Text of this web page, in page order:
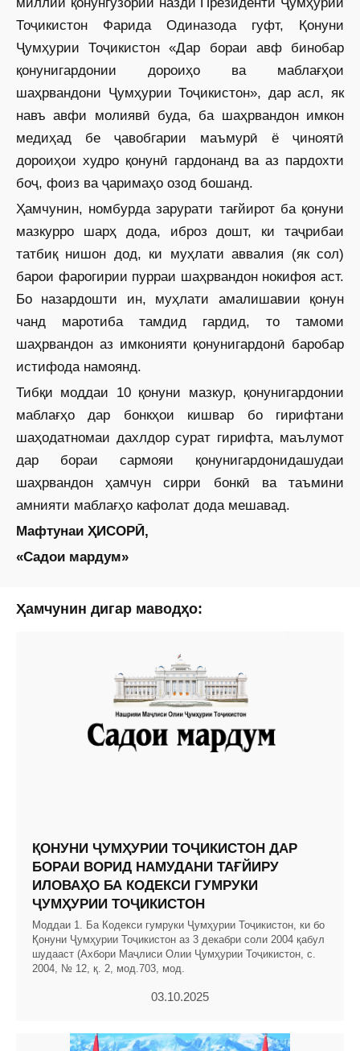
Тоҷикистон Фарида Одиназода гуфт, Қонуни
Ҷумҳурии Тоҷикистон «Дар бораи авф бинобар
қонунигардонии дороиҳо ва маб­лағҳои
шаҳрвандони Ҷумҳурии Тоҷикистон», дар асл, як
навъ авфи молиявӣ буда, ба шаҳрвандон имкон
медиҳад бе ҷавобгарии маъмурӣ ё ҷиноятӣ
дороиҳои худро қонунӣ гардонанд ва аз пардохти
боҷ, фоиз ва ҷаримаҳо озод бошанд.
Ҳамчунин, номбурда зарурати тағйирот ба қонуни
мазкурро шарҳ дода, иброз дошт, ки таҷрибаи
татбиқ нишон дод, ки муҳлати аввалия (як сол)
барои фарогирии пурраи шаҳрвандон нокифоя аст.
Бо назардошти ин, муҳлати амалишавии қонун
чанд маротиба тамдид гардид, то тамоми
шаҳрвандон аз имконияти қонунигардонӣ баробар
истифода намоянд.
Тибқи моддаи 10 қонуни мазкур, қонунигардонии
маблағҳо дар бонкҳои кишвар бо гирифтани
шаҳодатномаи дахлдор сурат гирифта, маълумот
дар бораи сармояи қонунигардонидашудаи
шаҳрвандон ҳамчун сирри бонкӣ ва таъмини
амнияти маблағҳо кафолат дода мешавад.
Мафтунаи ҲИСОРӢ,
«Садои мардум»
Ҳамчунин дигар маводҳо:
ҚОНУНИ ҶУМҲУРИИ ТОҶИКИСТОН ДАР
БОРАИ ВОРИД НАМУДАНИ ТАҒЙИРУ
ИЛОВАҲО БА КОДЕКСИ ГУМРУКИ
ҶУМҲУРИИ ТОҶИКИСТОН
Моддаи 1. Ба Кодекси гумруки Ҷумҳурии Тоҷикистон, ки бо
Қонуни Ҷумҳурии Тоҷикистон аз 3 декабри соли 2004 қабул
шудааст (Ахбори Маҷлиси Олии Ҷумҳурии Тоҷикистон, с.
2004, № 12, қ. 2, мод.703, мод.
03.10.2025